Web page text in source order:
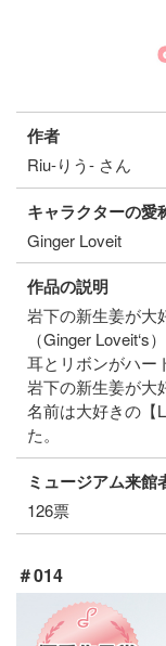
作者
Riu-りう- さん
キャラクターの愛
Ginger Loveit
作品の説明
岩下の新生姜が大
（Ginger Loveit‘s
耳とリボンがハー
岩下の新生姜が
名前は大好きの【
た。
ミュージアム来館
126票
＃014